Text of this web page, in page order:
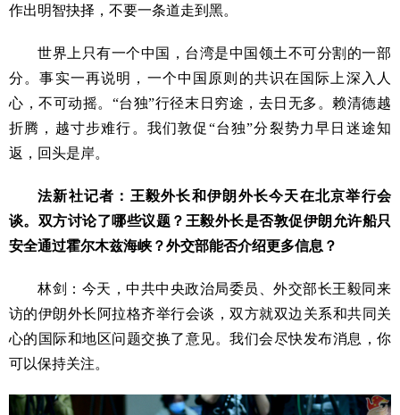
作出明智抉择，不要一条道走到黑。
世界上只有一个中国，台湾是中国领土不可分割的一部
分。事实一再说明，一个中国原则的共识在国际上深入人
心，不可动摇。“台独”行径末日穷途，去日无多。赖清德越
折腾，越寸步难行。我们敦促“台独”分裂势力早日迷途知
返，回头是岸。
法新社记者：王毅外长和伊朗外长今天在北京举行会
谈。双方讨论了哪些议题？王毅外长是否敦促伊朗允许船只
安全通过霍尔木兹海峡？外交部能否介绍更多信息？
林剑：今天，中共中央政治局委员、外交部长王毅同来
访的伊朗外长阿拉格齐举行会谈，双方就双边关系和共同关
心的国际和地区问题交换了意见。我们会尽快发布消息，你
可以保持关注。